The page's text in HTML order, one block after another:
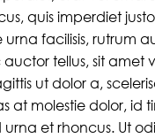
quis imperdiet
facilisis, rutrum
tellus, sit amet
ut dolor a,
at molestie dolor, id
et rhoncus. Ut